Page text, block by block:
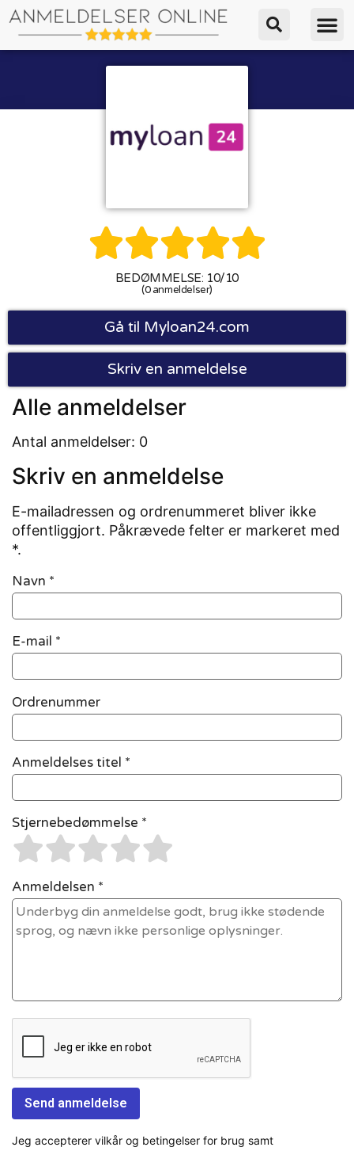

BEDØMMELSE: 10/10
(0 anmeldelser)
Gå til Myloan24.com
Skriv en anmeldelse
Alle anmeldelser
Antal anmeldelser: 0
Skriv en anmeldelse
E-mailadressen og ordrenummeret bliver ikke
offentliggjort. Påkrævede felter er markeret med
*.
Navn *
E-mail *
Ordrenummer
Anmeldelses titel *
Stjernebedømmelse *
Anmeldelsen *
Jeg accepterer vilkår og betingelser for brug samt